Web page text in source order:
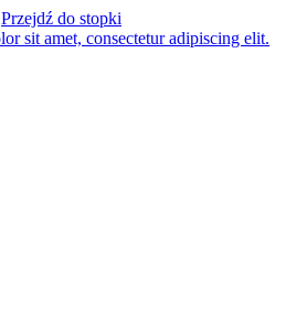
Przejdź do stopki